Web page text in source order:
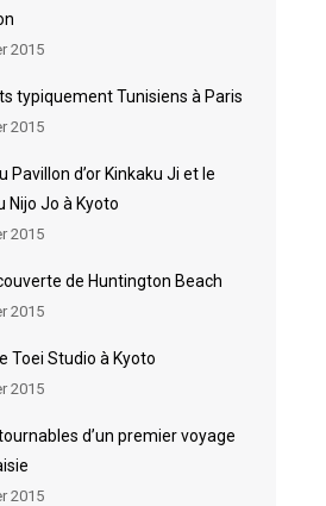
2015
typiquement Tunisiens à Paris
2015
Pavillon d’or Kinkaku Ji et le
Nijo Jo à Kyoto
2015
de Huntington Beach
2015
Toei Studio à Kyoto
2015
d’un premier voyage
2015